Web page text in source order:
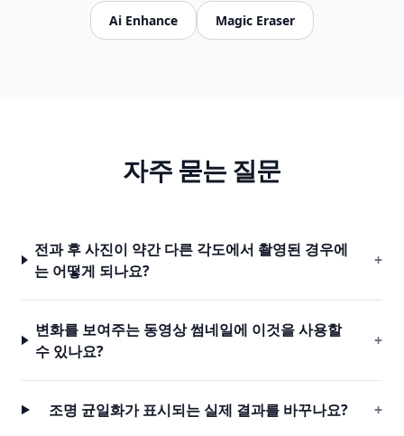
Ai Enhance Magic Eraser
자주 묻는 질문
전과 후 사진이 약간 다른 각도에서 촬영된 경우에
는 어떻게 되나요?
+
변화를 보여주는 동영상 썸네일에 이것을 사용할
수 있나요?
+
조명 균일화가 표시되는 실제 결과를 바꾸나요? +